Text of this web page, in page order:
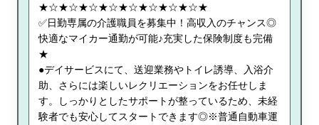
★☆★☆★☆★☆★☆★☆★☆★☆★
✅日勤専属の介護職員を募集中！高収入のチャンス◎
快適なマイカー通勤が可能♪充実した保険制度も完備
★
●デイサービスにて、送迎業務やトイレ誘導、入浴介
助、さらには楽しいレクリエーションをお任せしま
す。しっかりとしたサポートが整っているため、未経
験者でも安心してスタートできます◎※普通自動車運